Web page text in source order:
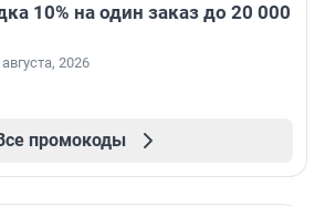
10% на один заказ до 20 000
2026
промокоды